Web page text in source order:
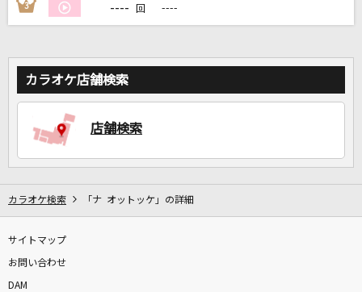
カラオケをもっと楽しもう！
3 ---- 回 ----
カラオケ店舗検索
店舗検索
カラオケ検索 「ナ オットッケ」の詳細
サイトマップ
お問い合わせ
DAM